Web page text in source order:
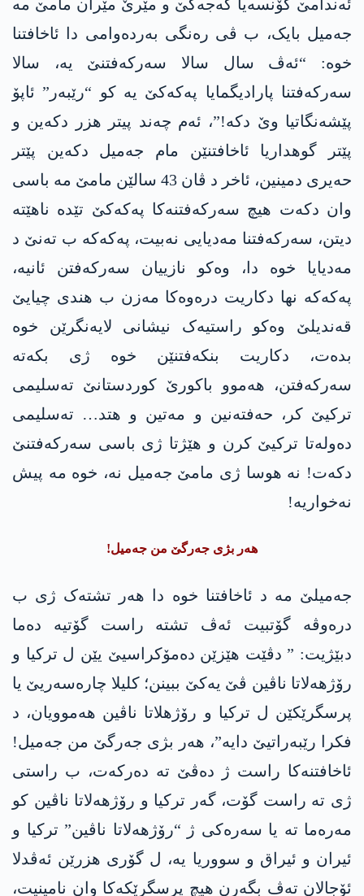
ئەندامێ کۆنسەیا کەجەکێ و مێرێ مێران مامێ مە
جەمیل بایک، ب ڤی رەنگی بەردەوامی دا ئاخافتنا
خوە: “ئەڤ سال سالا سەرکەفتنێ یە، سالا
سەرکەفتنا پارادیگمایا پەکەکێ یە کو “رێبەر” ئاپۆ
پێشەنگاتیا وێ دکە!”، ئەم چەند پیتر هزر دکەین و
پێتر گوهداریا ئاخافتنێن مام جەمیل دکەین پێتر
حەیری دمینین، ئاخر د ڤان 43 سالێن مامێ مە باسی
وان دکەت هیچ سەرکەفتنەکا پەکەکێ تێدە ناهێتە
دیتن، سەرکەفتنا مەدیایی نەبیت، پەکەکە ب تەنێ د
مەدیایا خوە دا، وەکو نازییان سەرکەفتن ئانیە،
پەکەکە نها دکاریت درەوەکا مەزن ب هندی چیایێ
قەندیلێ وەکو راستیەک نیشانی لایەنگرێن خوە
بدەت، دکاریت بنکەفتنێن خوە ژی بکەتە
سەرکەفتن، هەموو باکورێ کوردستانێ تەسلیمی
ترکیێ کر، حەفتەنین و مەتین و هتد… تەسلیمی
دەولەتا ترکیێ کرن و هێژتا ژی باسی سەرکەفتنێ
دکەت! نە هوسا ژی مامێ جەمیل نە، خوە مە پیش
نەخواریە!
هەر بژی جەرگێ من جەمیل!
جەمیلێ مە د ئاخافتنا خوە دا هەر تشتەک ژی ب
درەوڤە گۆتبیت ئەڤ تشتە راست گۆتیە دەما
دبێژیت: ” دڤێت ھێزێن دەمۆکراسیێ یێن ل ترکیا و
رۆژھەلاتا ناڤین ڤێ یەکێ ببینن؛ کلیلا چارەسەریێ یا
پرسگرێکێن ل ترکیا و رۆژھلاتا ناڤین ھەموویان، د
فکرا رێبەراتیێ دایە”، هەر بژی جەرگێ من جەمیل!
ئاخافتنەکا راست ژ دەڤێ تە دەرکەت، ب راستی
ژی تە راست گۆت، گەر ترکیا و رۆژهەلاتا ناڤین کو
مەرەما تە یا سەرەکی ژ “رۆژهەلاتا ناڤین” ترکیا و
ئیران و ئیراق و سووریا یە، ل گۆری هزرێن ئەڤدلا
ئۆجالان تەڤ بگەرن هیچ پرسگرێکەکا وان نامینیت،